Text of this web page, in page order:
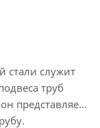
стали служит
труб
представляет